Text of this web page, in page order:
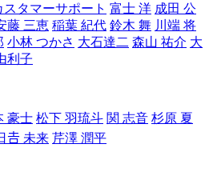
スタマーサポート 富士 洋 成田 公
藤 三恵 稲葉 紀代 鈴木 舞 川端 将
小林 つかさ 大石達二 森山 祐介 大
利子
豪士 松下 羽琉斗 関 志音 杉原 夏
𠮷 未来 芹澤 潤平